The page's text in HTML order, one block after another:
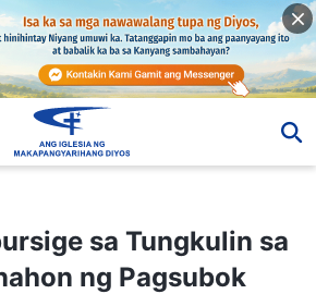
sa Tungkulin sa
ng Pagsubok